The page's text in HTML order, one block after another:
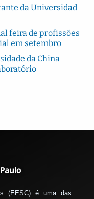
da Universidad
feira de profissões
em setembro
da China
(EESC) é uma das